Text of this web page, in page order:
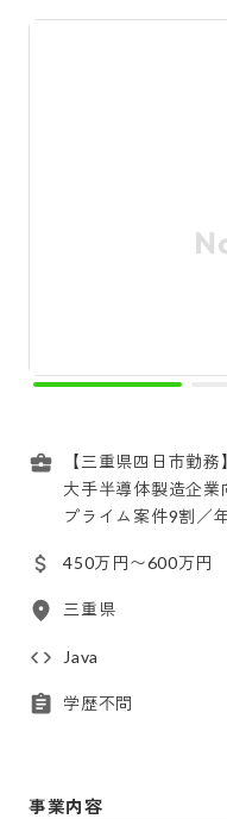
【三重県四日市勤
大手半導体製造企
プライム案件9割／
450万円〜600万円
三重県
Java
学歴不問
事業内容